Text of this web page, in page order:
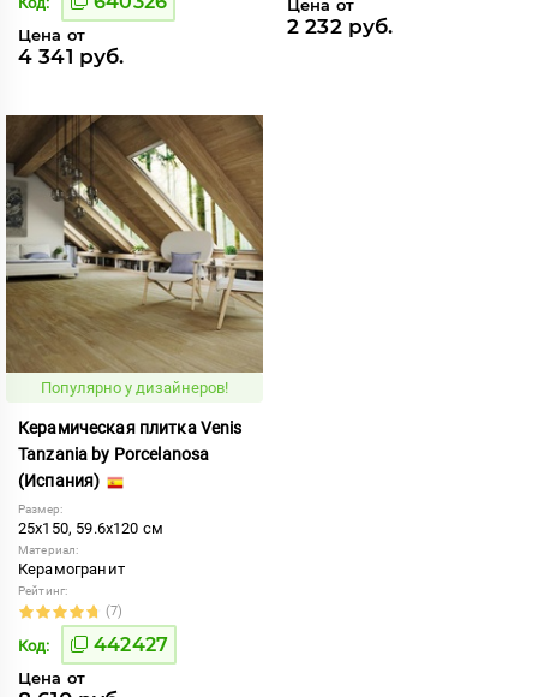
Цена от
4 341 руб.
Цена от
2 232 руб.
Популярно у дизайнеров!
Керамическая плитка Venis
Tanzania by Porcelanosa
(Испания)
Размер:
25x150, 59.6x120 см
Материал:
Керамогранит
Рейтинг:
(7)
Код: 442427
Цена от